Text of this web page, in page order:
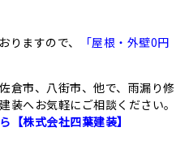
りますので、
「屋根・外壁0円
倉市、八街市、他で、雨漏り修
装へお気軽にご相談ください。
【株式会社四葉建装】